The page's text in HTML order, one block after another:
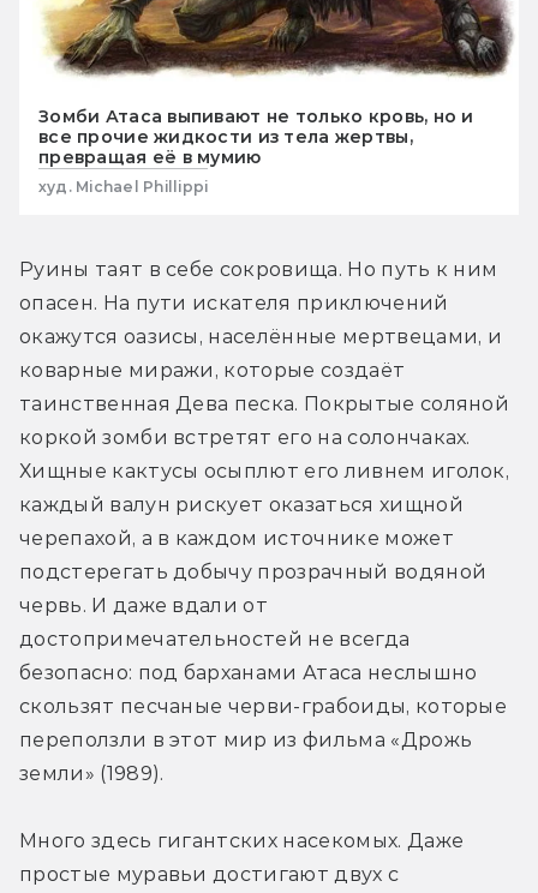
Зомби Атаса выпивают не только кровь, но и
все прочие жидкости из тела жертвы,
превращая её в мумию
худ. Michael Phillippi
Руины таят в себе сокровища. Но путь к ним
опасен. На пути искателя приключений
окажутся оазисы, населённые мертвецами, и
коварные миражи, которые создаёт
таинственная Дева песка. Покрытые соляной
коркой зомби встретят его на солончаках.
Хищные кактусы осыплют его ливнем иголок,
каждый валун рискует оказаться хищной
черепахой, а в каждом источнике может
подстерегать добычу прозрачный водяной
червь. И даже вдали от
достопримечательностей не всегда
безопасно: под барханами Атаса неслышно
скользят песчаные черви-грабоиды, которые
переползли в этот мир из фильма «Дрожь
земли» (1989).
Много здесь гигантских насекомых. Даже
простые муравьи достигают двух с